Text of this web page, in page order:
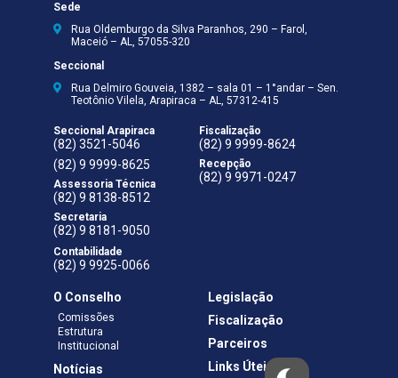
Sede
Rua Oldemburgo da Silva Paranhos, 290 – Farol,
Maceió – AL, 57055-320
Seccional
Rua Delmiro Gouveia, 1382 – sala 01 – 1°andar – Sen.
Teotônio Vilela, Arapiraca – AL, 57312-415
Seccional Arapiraca
(82) 3521-5046
(82) 9 9999-8625
Assessoria Técnica
(82) 9 8138-8512
Secretaria
(82) 9 8181-9050
Contabilidade
(82) 9 9925-0066
Fiscalização
(82) 9 9999-8624
Recepção
(82) 9 9971-0247
O Conselho
Comissões
Estrutura
Institucional
Notícias
Legislação
Fiscalização
Parceiros
Links Úteis